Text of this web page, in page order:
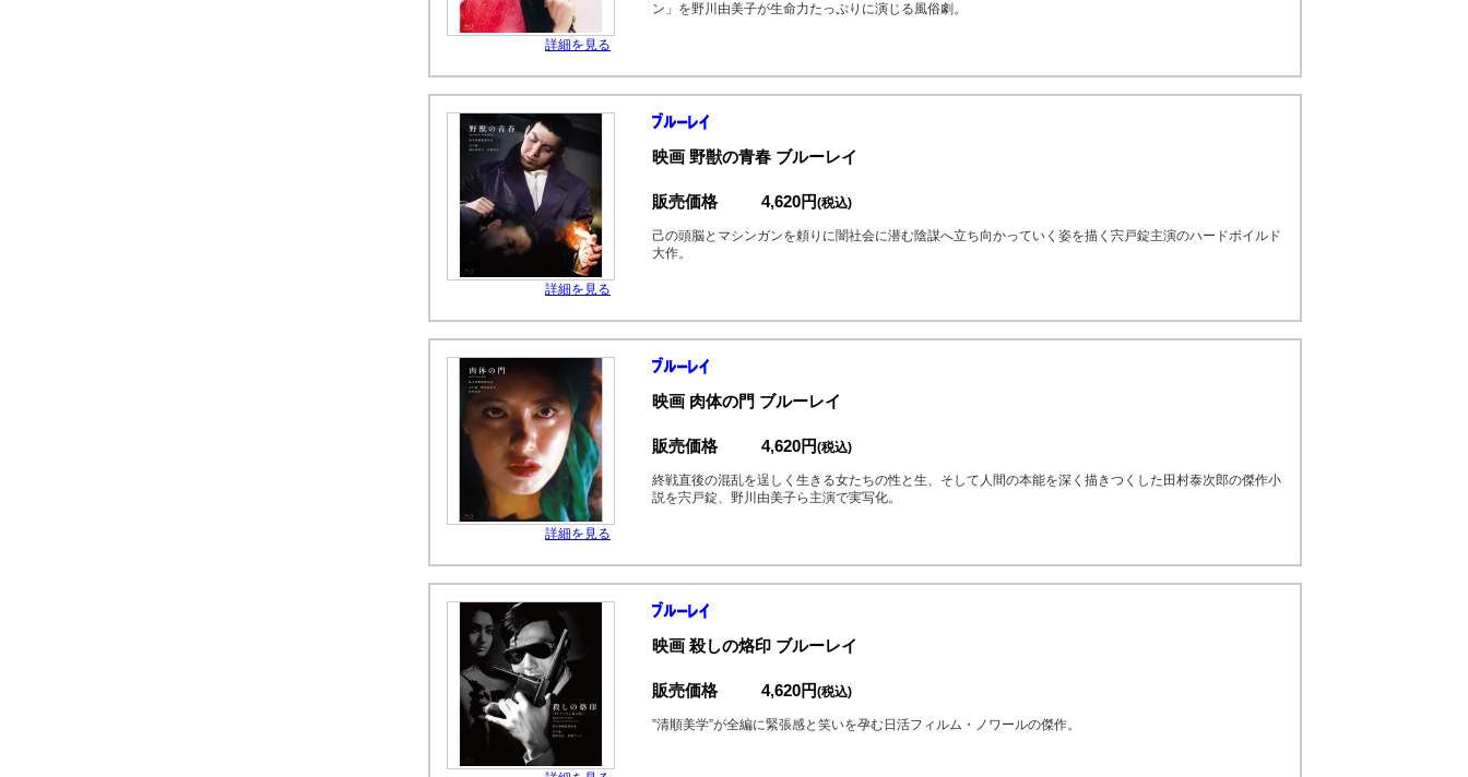
詳細を見る
ン」を野川由美子が生命力たっぷりに演じる風俗劇。
詳細を見る
映画 野獣の青春 ブルーレイ
販売価格 4,620円(税込)
己の頭脳とマシンガンを頼りに闇社会に潜む陰謀へ立ち向かっていく姿を描く宍戸錠主演のハードボイルド
大作。
詳細を見る
映画 肉体の門 ブルーレイ
販売価格 4,620円(税込)
終戦直後の混乱を逞しく生きる女たちの性と生、そして人間の本能を深く描きつくした田村泰次郎の傑作小
説を宍戸錠、野川由美子ら主演で実写化。
映画 殺しの烙印 ブルーレイ
販売価格 4,620円(税込)
”清順美学”が全編に緊張感と笑いを孕む日活フィルム・ノワールの傑作。